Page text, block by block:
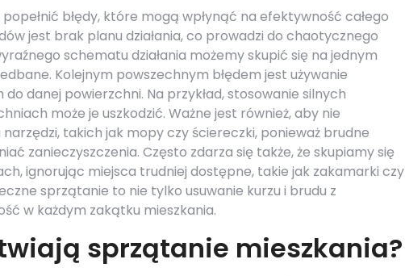
błędy, które mogą wpłynąć na efektywność całego
jest brak planu działania, co prowadzi do chaotycznego
schematu działania możemy skupić się na jednym
Kolejnym powszechnym błędem jest używanie
danej powierzchni. Na przykład, stosowanie silnych
może je uszkodzić. Ważne jest również, aby nie
takich jak mopy czy ściereczki, ponieważ brudne
zanieczyszczenia. Często zdarza się także, że skupiamy się
ignorując miejsca trudniej dostępne, takie jak zakamarki czy
sprzątanie to nie tylko usuwanie kurzu i brudu z
w każdym zakątku mieszkania.
sprzątanie mieszkania?